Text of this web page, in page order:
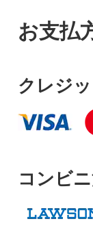
お支払
クレジ
コンビ